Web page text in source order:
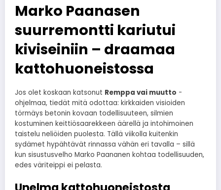
Marko Paanasen
suurremontti kariutui
kiviseiniin – draamaa
kattohuoneistossa
Jos olet koskaan katsonut Remppa vai muutto -
ohjelmaa, tiedät mitä odottaa: kirkkaiden visioiden
törmäys betonin kovaan todellisuuteen, silmien
kostuminen keittiösaarekkeen äärellä ja intohimoinen
taistelu neliöiden puolesta. Tällä viikolla kuitenkin
sydämet hypähtävät rinnassa vähän eri tavalla – sillä
kun sisustusvelho Marko Paananen kohtaa todellisuuden,
edes väriteippi ei pelasta.